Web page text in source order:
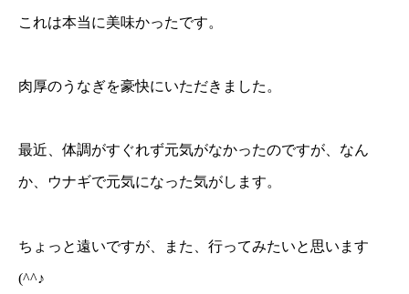
これは本当に美味かったです。
肉厚のうなぎを豪快にいただきました。
最近、体調がすぐれず元気がなかったのですが、なん
か、ウナギで元気になった気がします。
ちょっと遠いですが、また、行ってみたいと思います
(^^♪